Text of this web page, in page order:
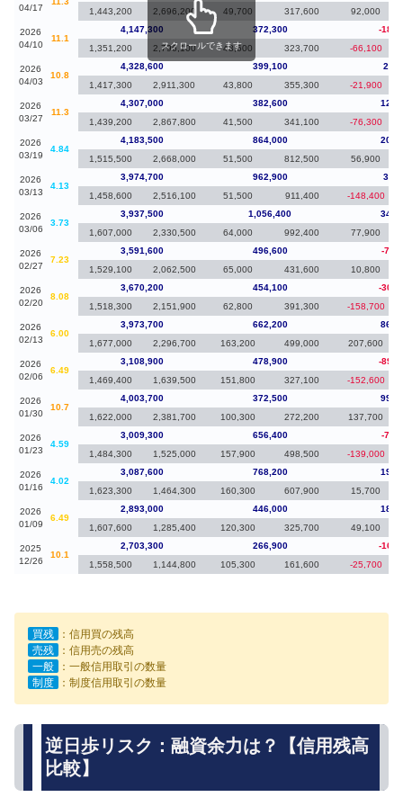
04/17
1,443,200
2,696,200 49,700 317,600 92,000
2026
04/10
11.1
4,147,300 372,300
-
1,351,200
2,796,100 48,600 323,700 -66,100
2026
04/03
10.8
4,328,600 399,100
1,417,300
2,911,300 43,800 355,300 -21,900
2026
03/27
11.3
4,307,000 382,600
1,439,200
2,867,800 41,500 341,100 -76,300
2026
03/19
4.84
4,183,500 864,000
1,515,500
2,668,000 51,500 812,500 56,900
2026
03/13
4.13
3,974,700 962,900
1,458,600
2,516,100 51,500 911,400 -148,400
2026
03/06
3.73
3,937,500 1,056,400
1,607,000
2,330,500 64,000 992,400 77,900
2026
02/27
7.23
3,591,600 496,600
-
1,529,100
2,062,500 65,000 431,600 10,800
2026
02/20
8.08
3,670,200 454,100
-
1,518,300
2,151,900 62,800 391,300 -158,700
2026
02/13
6.00
3,973,700 662,200
1,677,000
2,296,700 163,200 499,000 207,600
2026
02/06
6.49
3,108,900 478,900
-
1,469,400
1,639,500 151,800 327,100 -152,600
2026
01/30
10.7
4,003,700 372,500
1,622,000
2,381,700 100,300 272,200 137,700
2026
01/23
4.59
3,009,300 656,400
-
1,484,300
1,525,000 157,900 498,500 -139,000
2026
01/16
4.02
3,087,600 768,200
1,623,300
1,464,300 160,300 607,900 15,700
2026
01/09
6.49
2,893,000 446,000
1,607,600
1,285,400 120,300 325,700 49,100
2025
12/26
10.1
2,703,300 266,900
-
1,558,500
1,144,800 105,300 161,600 -25,700
スクロールできます
買残
：信用買の残高
売残
：信用売の残高
一般
：一般信用取引の数量
制度
：制度信用取引の数量
逆日歩リスク：融資余力は？【信用残高
比較】